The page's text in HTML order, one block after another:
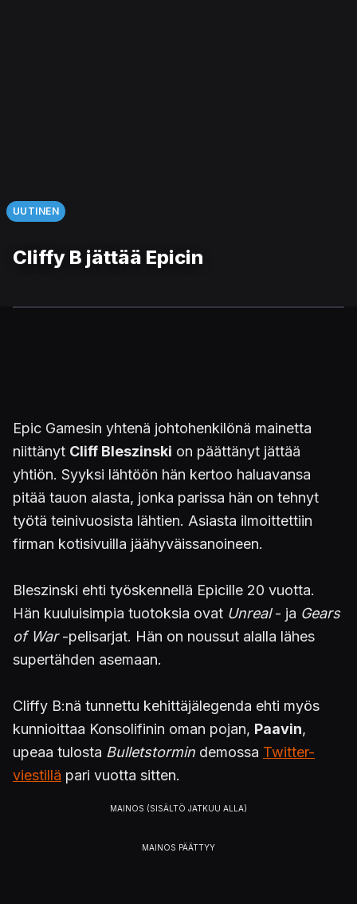
UUTINEN
Cliffy B jättää Epicin
Epic Gamesin yhtenä johtohenkilönä mainetta
niittänyt Cliff Bleszinski on päättänyt jättää
yhtiön. Syyksi lähtöön hän kertoo haluavansa
pitää tauon alasta, jonka parissa hän on tehnyt
työtä teinivuosista lähtien. Asiasta ilmoittettiin
firman kotisivuilla jäähyväissanoineen.
Bleszinski ehti työskennellä Epicille 20 vuotta.
Hän kuuluisimpia tuotoksia ovat Unreal- ja Gears
of War-pelisarjat. Hän on noussut alalla lähes
supertähden asemaan.
Cliffy B:nä tunnettu kehittäjälegenda ehti myös
kunnioittaa Konsolifinin oman pojan, Paavin,
upeaa tulosta Bulletstormin demossa Twitter-
viestillä pari vuotta sitten.